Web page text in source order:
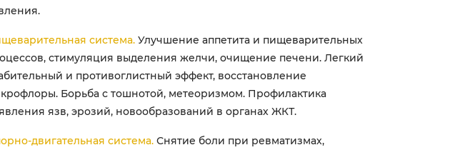
система. Улучшение аппетита и пищеварительных
стимуляция выделения желчи, очищение печени. Легкий
и противоглистный эффект, восстановление
Борьба с тошнотой, метеоризмом. Профилактика
язв, эрозий, новообразований в органах ЖКТ.
двигательная система. Снятие боли при ревматизмах,